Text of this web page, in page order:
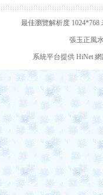
最佳瀏覽解析度
張玉正風
系統平台提供 HiNet